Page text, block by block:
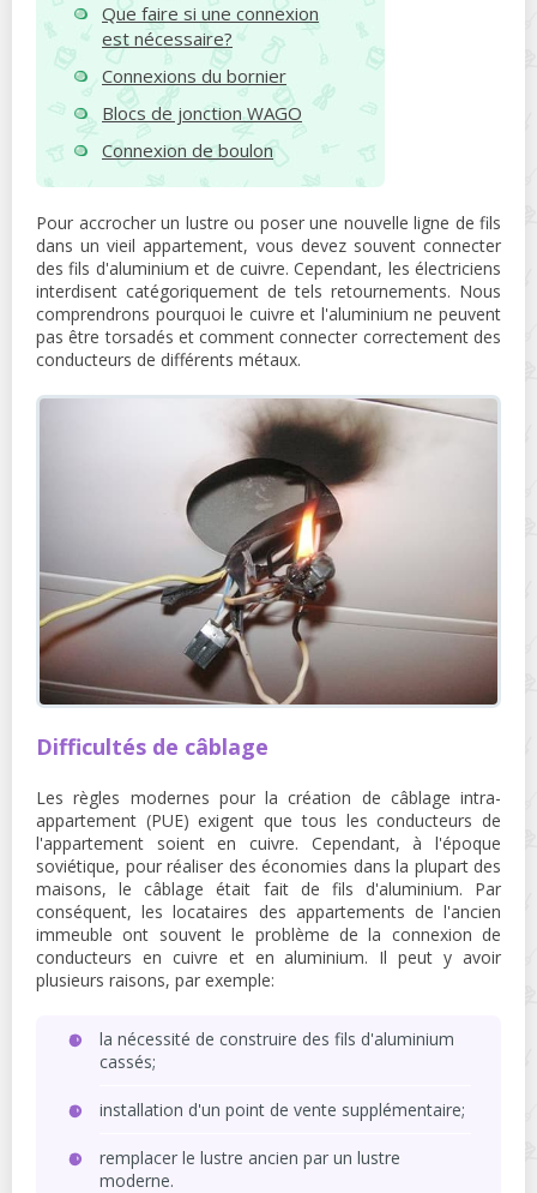
Que faire si une connexion
est nécessaire?
Connexions du bornier
Blocs de jonction WAGO
Connexion de boulon
Pour accrocher un lustre ou poser une nouvelle ligne de fils
dans un vieil appartement, vous devez souvent connecter
des fils d'aluminium et de cuivre. Cependant, les électriciens
interdisent catégoriquement de tels retournements. Nous
comprendrons pourquoi le cuivre et l'aluminium ne peuvent
pas être torsadés et comment connecter correctement des
conducteurs de différents métaux.
Difficultés de câblage
Les règles modernes pour la création de câblage intra-
appartement (PUE) exigent que tous les conducteurs de
l'appartement soient en cuivre. Cependant, à l'époque
soviétique, pour réaliser des économies dans la plupart des
maisons, le câblage était fait de fils d'aluminium. Par
conséquent, les locataires des appartements de l'ancien
immeuble ont souvent le problème de la connexion de
conducteurs en cuivre et en aluminium. Il peut y avoir
plusieurs raisons, par exemple:
la nécessité de construire des fils d'aluminium
cassés;
installation d'un point de vente supplémentaire;
remplacer le lustre ancien par un lustre
moderne.